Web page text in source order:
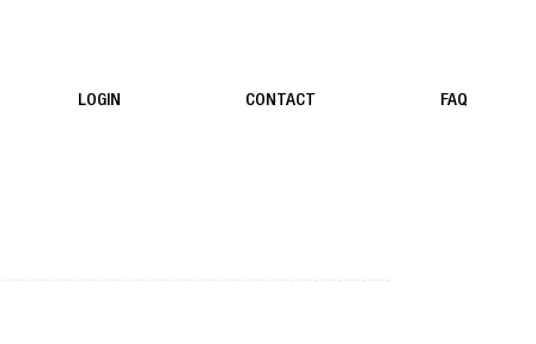
LOGIN CONTACT FAQ